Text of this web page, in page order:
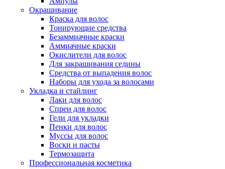
Окрашивание
Краска для волос
Тонирующие средства
Безаммиачные краски
Аммиачные краски
Окислители для волос
Для закрашивания седины
Средства от выпадения волос
Наборы для ухода за волосами
Укладка и стайлинг
Лаки для волос
Спреи для волос
Гели для укладки
Пенки для волос
Муссы для волос
Воски и пасты
Термозащита
Профессиональная косметика